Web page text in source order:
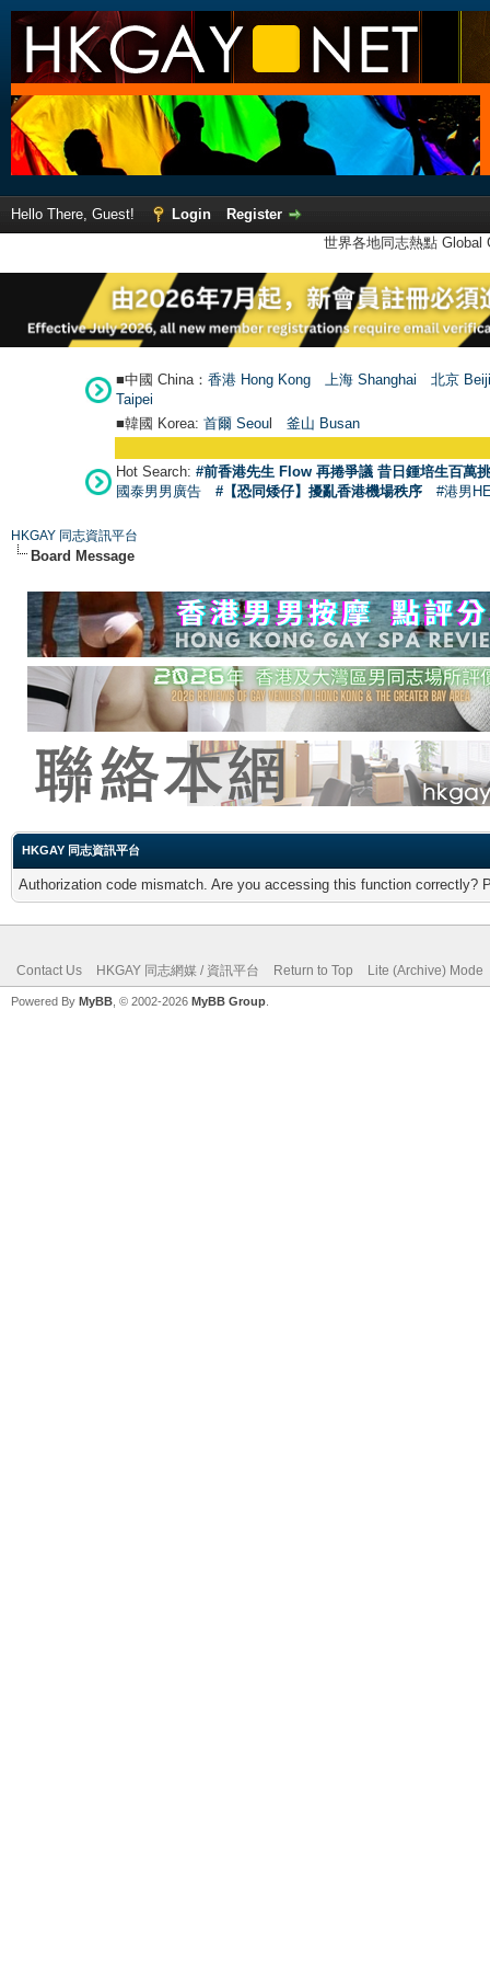
Hello There, Guest! Login
Register
世界各地同志熱點
■中國 China： 香港 Hong Kong 上海 Shanghai
北京
Taipei
■韓國 Korea: 首爾 Seoul 釜山 Busan
Hot Search: #前香港先生 Flow 再捲爭議 昔日鍾培生百萬
國泰男男廣告
#【恐同矮仔】擾亂香港機場秩序 #港男
HKGAY 同志資訊平台
Board Message
HKGAY 同志資訊平台
Authorization code mismatch. Are you accessing this function correctly?
Contact Us HKGAY 同志網媒 / 資訊平台 Return to Top Lite (Archive) Mode
Powered By MyBB , © 2002-2026 MyBB Group